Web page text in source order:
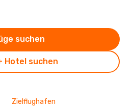
Hotel suchen
suchen
Zielflughafen